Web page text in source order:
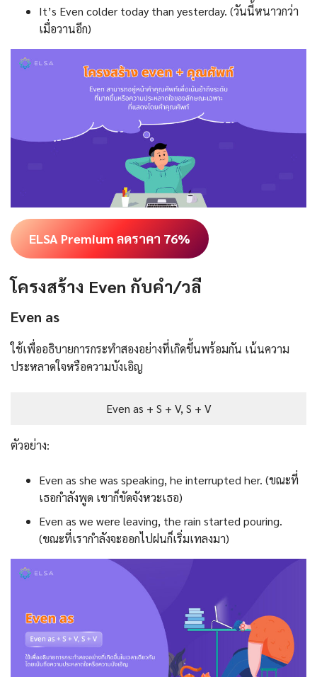
It’s Even colder today than yesterday. (วันนี้หนาวกว่า
เมื่อวานอีก)
ELSA Premium ลดราคา 76%
โครงสร้าง Even กับคำ/วลี
Even as
ใช้เพื่ออธิบายการกระทำสองอย่างที่เกิดขึ้นพร้อมกัน เน้นความ
ประหลาดใจหรือความบังเอิญ
Even as + S + V, S + V
ตัวอย่าง:
Even as she was speaking, he interrupted her. (ขณะที่
เธอกำลังพูด เขาก็ขัดจังหวะเธอ)
Even as we were leaving, the rain started pouring.
(ขณะที่เรากำลังจะออกไปฝนก็เริ่มเทลงมา)